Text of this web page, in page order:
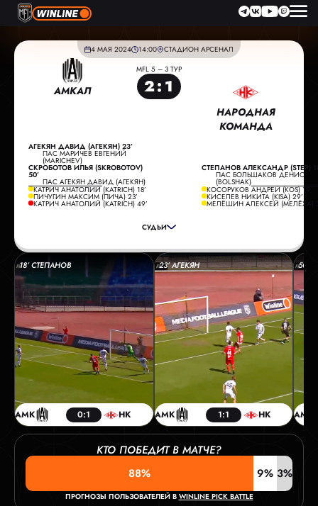
4 МАЯ 2024 14:00 СТАДИОН АРСЕНАЛ
АМКАЛ
АГЕКЯН ДАВИД (АГЕКЯН) 23’
ПАС МАРИЧЕВ ЕВГЕНИЙ
(MARICHEV)
СКРОБОТОВ ИЛЬЯ (SKROBOTOV)
50’
ПАС АГЕКЯН ДАВИД (АГЕКЯН)
КАТРИЧ АНАТОЛИЙ (KATRICH) 18’
ПИЧУГИН МАКСИМ (ПИЧА) 23’
КАТРИЧ АНАТОЛИЙ (KATRICH) 49’
MFL 5 – 3 ТУР
2: 1
СУДЬИ
СТЕПАНОВ АЛЕКСАНДР (STEP)
ПАС БОЛЬШАКОВ ДЕНИС
(BOLSHAK)
КОСОРУКОВ АНДРЕЙ (KOS) 19’
КИСЕЛЕВ НИКИТА (KISA) 29’
МЕЛЁШИН АЛЕКСЕЙ (МЕЛЁХА)
НАРОДНАЯ
КОМАНДА
ГЛАВНЫЙ СУДЬЯ:
СМИРНОВ ПАВЕЛ
ПОМОЩНИК СУДЬИ:
СТРОГАНОВ ДМИТРИЙ
РЕЗЕРВНЫЙ СУДЬЯ:РОДИОНОВ АЛЕКСЕЙ
18’ СТЕПАНОВ
АМК 0:1 НК
23’ АГЕКЯН
АМК 1:1 НК
50’
АМК
КТО ПОБЕДИТ В МАТЧЕ?
88%
9% 3%
ПРОГНОЗЫ ПОЛЬЗОВАТЕЛЕЙ В WINLINE PICK BATTLE